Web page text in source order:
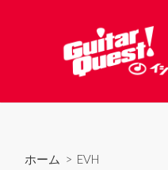
へ
ホーム > EVH